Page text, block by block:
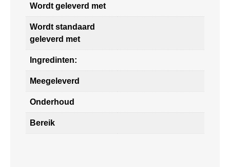
Wordt geleverd met
Wordt standaard
geleverd met
Ingredinten:
Meegeleverd
Onderhoud
Bereik